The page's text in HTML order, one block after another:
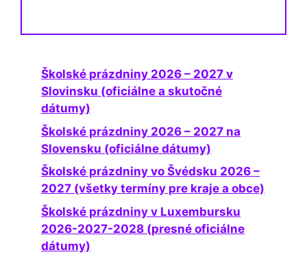
Školské prázdniny 2026 – 2027 v
Slovinsku (oficiálne a skutočné
dátumy)
Školské prázdniny 2026 – 2027 na
Slovensku (oficiálne dátumy)
Školské prázdniny vo Švédsku 2026 –
2027 (všetky termíny pre kraje a obce)
Školské prázdniny v Luxembursku
2026-2027-2028 (presné oficiálne
dátumy)